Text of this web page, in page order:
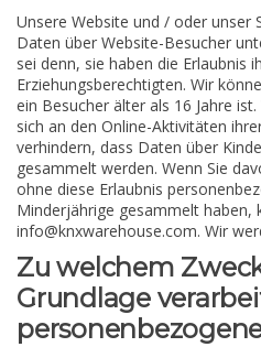
Unsere Website und / oder unser
Daten über Website-Besucher
sei denn, sie haben die Erlaubnis
Erziehungsberechtigten. Wir
ein Besucher älter als 16 Jahre
sich an den Online-Aktivitäten
verhindern, dass Daten über
gesammelt werden. Wenn Sie
ohne diese Erlaubnis
Minderjährige gesammelt haben,
info@knxwarehouse.com. Wir
Zu welchem
Grundlage